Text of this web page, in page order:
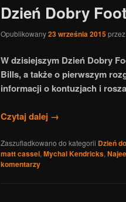
Dzień Dobry
Opublikowany23 września 2015przez
W dzisiejszym Dzień Dobry
Bills, a także o pierwszym
informacji o kontuzjach i
Czytaj dalej →
Zaszufladkowano do kategorii Dzień
matt cassel, Mychal Kendricks,
komentarzy